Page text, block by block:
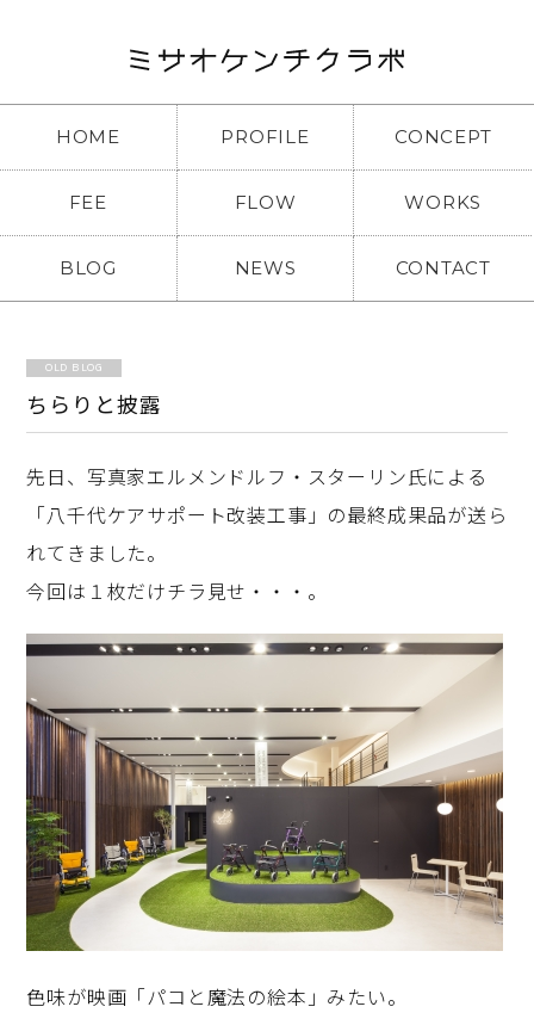
HOME PROFILE CONCEPT
FEE FLOW WORKS
BLOG NEWS CONTACT
OLD BLOG
ちらりと披露
先日、写真家エルメンドルフ・スターリン氏による
「八千代ケアサポート改装工事」の最終成果品が送ら
れてきました。
今回は１枚だけチラ見せ・・・。
色味が映画「パコと魔法の絵本」みたい。